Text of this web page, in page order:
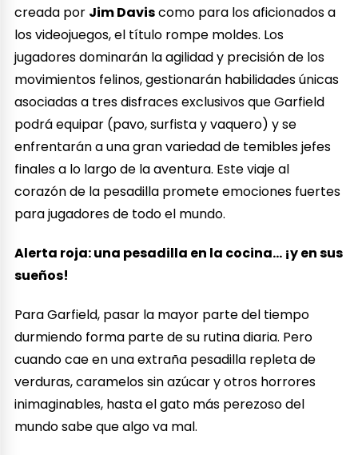
creada por Jim Daviscomo para los aficionados a
los videojuegos, el título rompe moldes. Los
jugadores dominarán la agilidad y precisión de los
movimientos felinos, gestionarán habilidades únicas
asociadas a tres disfraces exclusivos que Garfield
podrá equipar (pavo, surfista y vaquero) y se
enfrentarán a una gran variedad de temibles jefes
finales a lo largo de la aventura. Este viaje al
corazón de la pesadilla promete emociones fuertes
para jugadores de todo el mundo.
Alerta roja: una pesadilla en la cocina… ¡y en sus
sueños!
Para Garfield, pasar la mayor parte del tiempo
durmiendo forma parte de su rutina diaria. Pero
cuando cae en una extraña pesadilla repleta de
verduras, caramelos sin azúcar y otros horrores
inimaginables, hasta el gato más perezoso del
mundo sabe que algo va mal.